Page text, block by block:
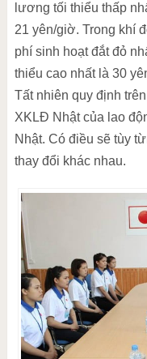
lương tối thiểu thấp
21 yên/giờ. Trong khí
phí sinh hoạt đắt đỏ
thiểu cao nhất là 30
Tất nhiên quy định
XKLĐ Nhật của lao
Nhật. Có điều sẽ tùy
thay đổi khác nhau.